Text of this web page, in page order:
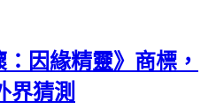
因緣精靈》商標，
界猜測